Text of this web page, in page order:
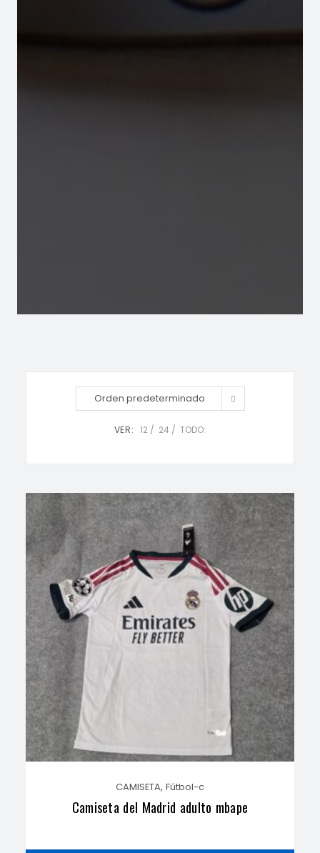
Orden predeterminado
VER: 12 24 TODO:
CAMISETA, Fútbol-c
Camiseta del Madrid adulto mbape